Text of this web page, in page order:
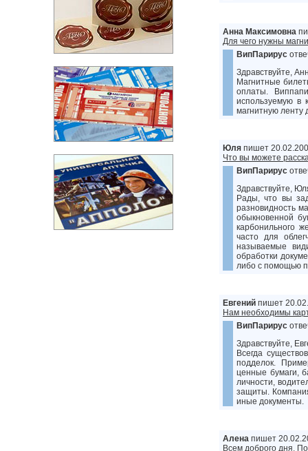
Анна Максимовна
Для чего нужны
ВипПарирус
Здравствуйте,
Магнитные
оплаты.
используемую в
магнитную ленту
Юля пишет
Что вы можете
ВипПарирус
Здравствуйте,
Рады, что вы
разновидность
обыкновенной
карбонильного
часто для
называемые
обработки
либо с помощью
Евгений пишет
Нам необходимы
ВипПарирус
Здравствуйте,
Всегда
подделок.
ценные бумаги,
личности,
защиты.
иные документы.
Алена пишет
Всем доброго дня.